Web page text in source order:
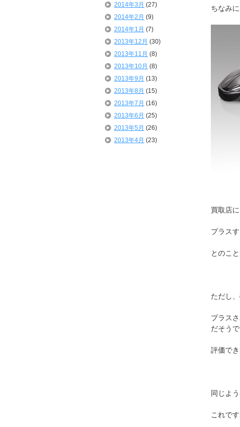
ちなみ
買取店
プラス
とのこと
ただし
プラス
だそうで
評価で
同じよ
これです
2014年3月 (27)
2014年2月 (9)
2014年1月 (7)
2013年12月 (30)
2013年11月 (8)
2013年10月 (8)
2013年9月 (13)
2013年8月 (15)
2013年7月 (16)
2013年6月 (25)
2013年5月 (26)
2013年4月 (23)